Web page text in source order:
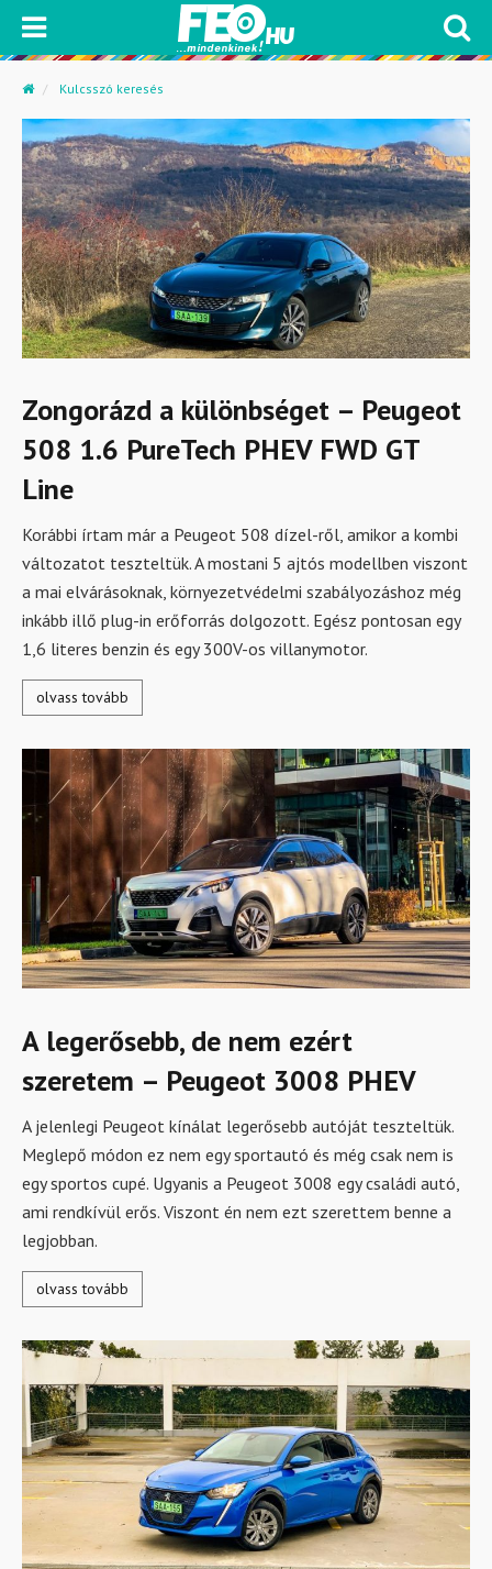
Kulcsszó keresés
Zongorázd a különbséget – Peugeot
508 1.6 PureTech PHEV FWD GT
Line
Korábbi írtam már a Peugeot 508 dízel-ről, amikor a kombi
változatot teszteltük. A mostani 5 ajtós modellben viszont
a mai elvárásoknak, környezetvédelmi szabályozáshoz még
inkább illő plug-in erőforrás dolgozott. Egész pontosan egy
1,6 literes benzin és egy 300V-os villanymotor.
olvass tovább
A legerősebb, de nem ezért
szeretem – Peugeot 3008 PHEV
A jelenlegi Peugeot kínálat legerősebb autóját teszteltük.
Meglepő módon ez nem egy sportautó és még csak nem is
egy sportos cupé. Ugyanis a Peugeot 3008 egy családi autó,
ami rendkívül erős. Viszont én nem ezt szerettem benne a
legjobban.
olvass tovább